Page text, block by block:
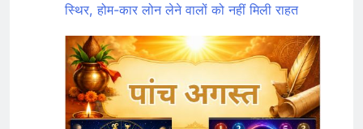
स्थिर, होम-कार लोन लेने वालों को नहीं मिली राहत